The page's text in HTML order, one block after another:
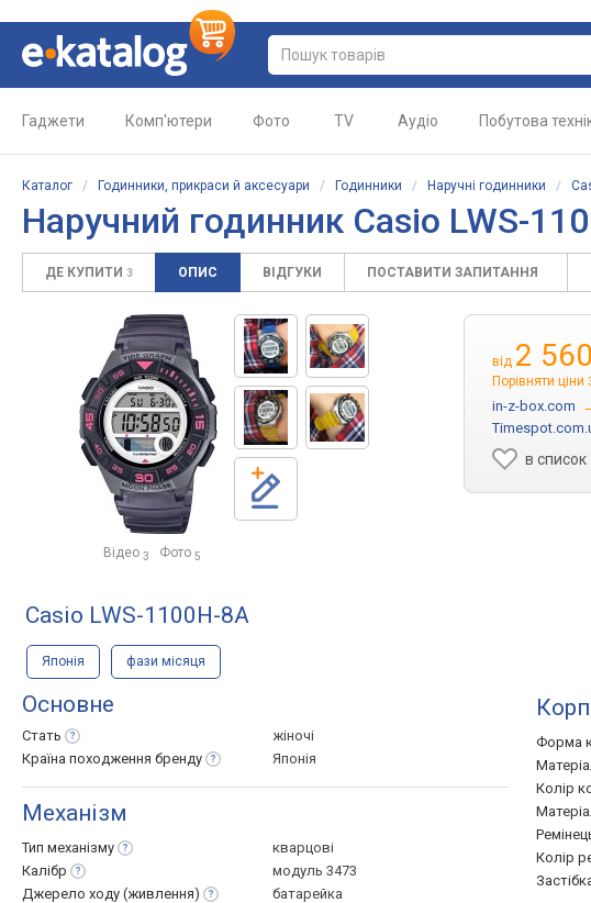
Гаджети Комп'ютери Фото TV Аудіо Побутова
Каталог / Годинники, прикраси й аксесуари / Годинники / Наручні годинники /
Наручний годинник Casio LWS-
ДЕ КУПИТИ 3 ОПИС ВІДГУКИ ПОСТАВИТИ ЗАПИТАННЯ
Відео 3 Фото 5
від 2 560
Порівняти ціни
in-z-box.com
в список
Casio LWS-1100H-8A
Японія фази місяця
Основне
Стать
жіночі
Країна походження бренду Японія
Механізм
Тип механізму
кварцові
Калібр
модуль 3473
Джерело ходу (живлення) батарейка
Форма
Колір
Колір